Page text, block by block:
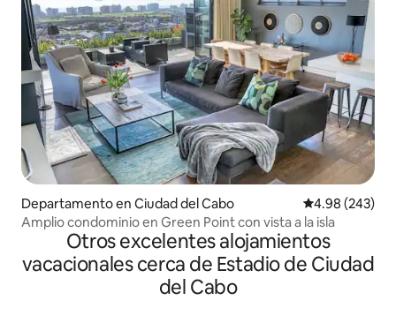
Departamento en Ciudad del Cabo Calificación
4.98 (243)
Amplio condominio en Green Point con vista a la isla
Otros excelentes alojamientos
vacacionales cerca de Estadio de Ciudad
del Cabo